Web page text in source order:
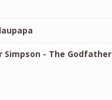
Simpson - The Godfather